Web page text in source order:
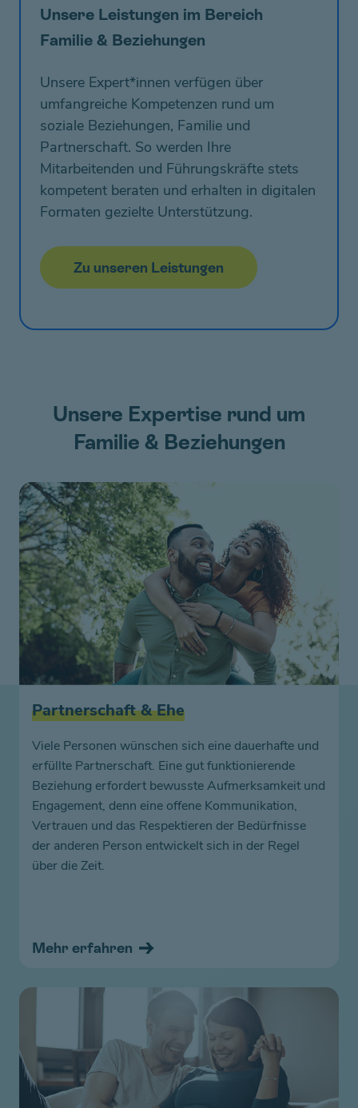
Unsere Leistungen im Bereich
Familie & Beziehungen
Unsere Expert*innen verfügen über
umfangreiche Kompetenzen rund um
soziale Beziehungen, Familie und
Partnerschaft. So werden Ihre
Mitarbeitenden und Führungskräfte stets
kompetent beraten und erhalten in digitalen
Formaten gezielte Unterstützung.
Zu unseren Leistungen
Unsere Expertise rund um
Familie & Beziehungen
Partnerschaft & Ehe
Viele Personen wünschen sich eine dauerhafte und
erfüllte Partnerschaft. Eine gut funktionierende
Beziehung erfordert bewusste Aufmerksamkeit und
Engagement, denn eine offene Kommunikation,
Vertrauen und das Respektieren der Bedürfnisse
der anderen Person entwickelt sich in der Regel
über die Zeit.
Mehr erfahren